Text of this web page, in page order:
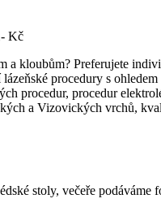
Kč
a kloubům? Preferujete
procedury s
procedur, procedur
a Vizovických vrchů,
stoly, večeře